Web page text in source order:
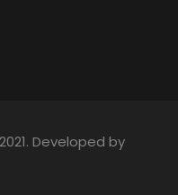
Developed by